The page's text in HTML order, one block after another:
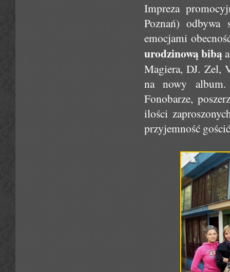
Impreza
Poznań) odbywa
emocjami
urodzinową bibą
Magiera, DJ. Zel,
na nowy
Fonobarze,
ilości
przyjemność